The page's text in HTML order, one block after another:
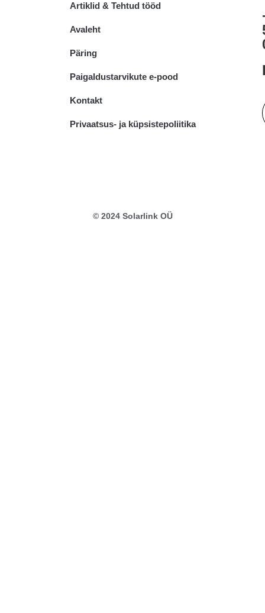
Artiklid & Tehtud tööd
Avaleht
Päring
Paigaldustarvikute e-pood
Kontakt
Privaatsus- ja küpsistepoliitika
© 2024 Solarlink OÜ